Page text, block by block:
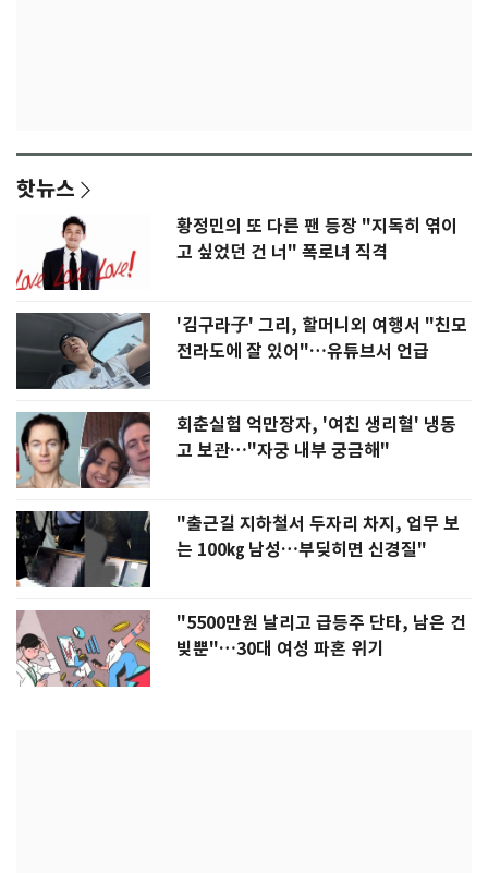
핫뉴스
황정민의 또 다른 팬 등장 "지독히 엮이
고 싶었던 건 너" 폭로녀 직격
'김구라子' 그리, 할머니외 여행서 "친모
전라도에 잘 있어"…유튜브서 언급
회춘실험 억만장자, '여친 생리혈' 냉동
고 보관…"자궁 내부 궁금해"
"출근길 지하철서 두자리 차지, 업무 보
는 100㎏ 남성…부딪히면 신경질"
"5500만원 날리고 급등주 단타, 남은 건
빚뿐"…30대 여성 파혼 위기